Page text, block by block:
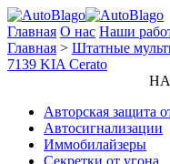
Главная О нас Наши
Главная > Штатные
7139 KIA Cerato
Авторская защита
Автосигнализации
Иммобилайзеры
Секретки от угона